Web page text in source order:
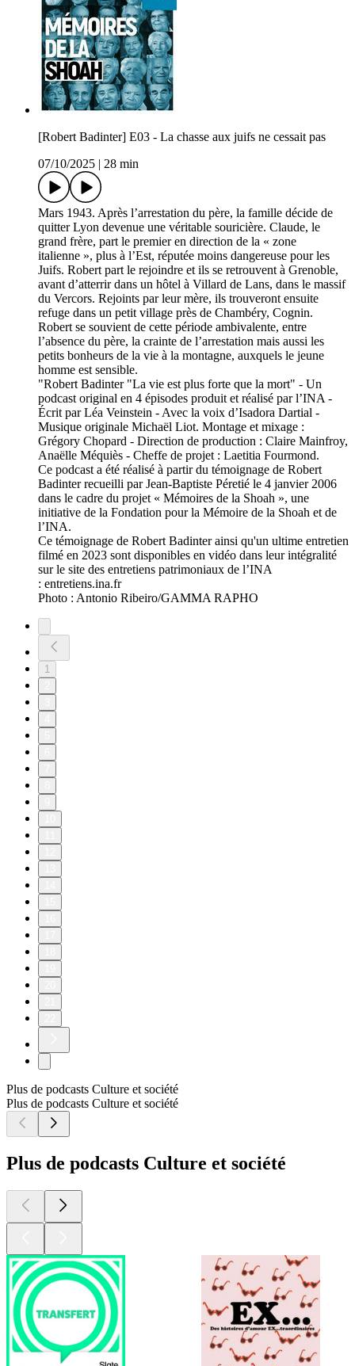
[Robert Badinter] E03 - La chasse aux juifs ne cessait pas
07/10/2025
28 min
Mars 1943. Après l’arrestation du père, la famille décide de
quitter Lyon devenue une véritable souricière. Claude, le
grand frère, part le premier en direction de la « zone
italienne », plus à l’Est, réputée moins dangereuse pour les
Juifs. Robert part le rejoindre et ils se retrouvent à Grenoble,
avant d’atterrir dans un hôtel à Villard de Lans, dans le massif
du Vercors. Rejoints par leur mère, ils trouveront ensuite
refuge dans un petit village près de Chambéry, Cognin.
Robert se souvient de cette période ambivalente, entre
l’absence du père, la crainte de l’arrestation mais aussi les
petits bonheurs de la vie à la montagne, auxquels le jeune
homme est sensible.
"Robert Badinter "La vie est plus forte que la mort" - Un
podcast original en 4 épisodes produit et réalisé par l’INA -
Écrit par Léa Veinstein - Avec la voix d’Isadora Dartial -
Musique originale Michaël Liot. Montage et mixage :
Grégory Chopard - Direction de production : Claire Mainfroy,
Anaëlle Méquiès - Cheffe de projet : Laetitia Fourmond.
Ce podcast a été réalisé à partir du témoignage de Robert
Badinter recueilli par Jean-Baptiste Péretié le 4 janvier 2006
dans le cadre du projet « Mémoires de la Shoah », une
initiative de la Fondation pour la Mémoire de la Shoah et de
l’INA.
Ce témoignage de Robert Badinter ainsi qu'un ultime entretien
filmé en 2023 sont disponibles en vidéo dans leur intégralité
sur le site des entretiens patrimoniaux de l’INA
: entretiens.ina.fr
Photo : Antonio Ribeiro/GAMMA RAPHO
1
Plus de podcasts Culture et société
Plus de podcasts Culture et société
Plus de podcasts Culture et société